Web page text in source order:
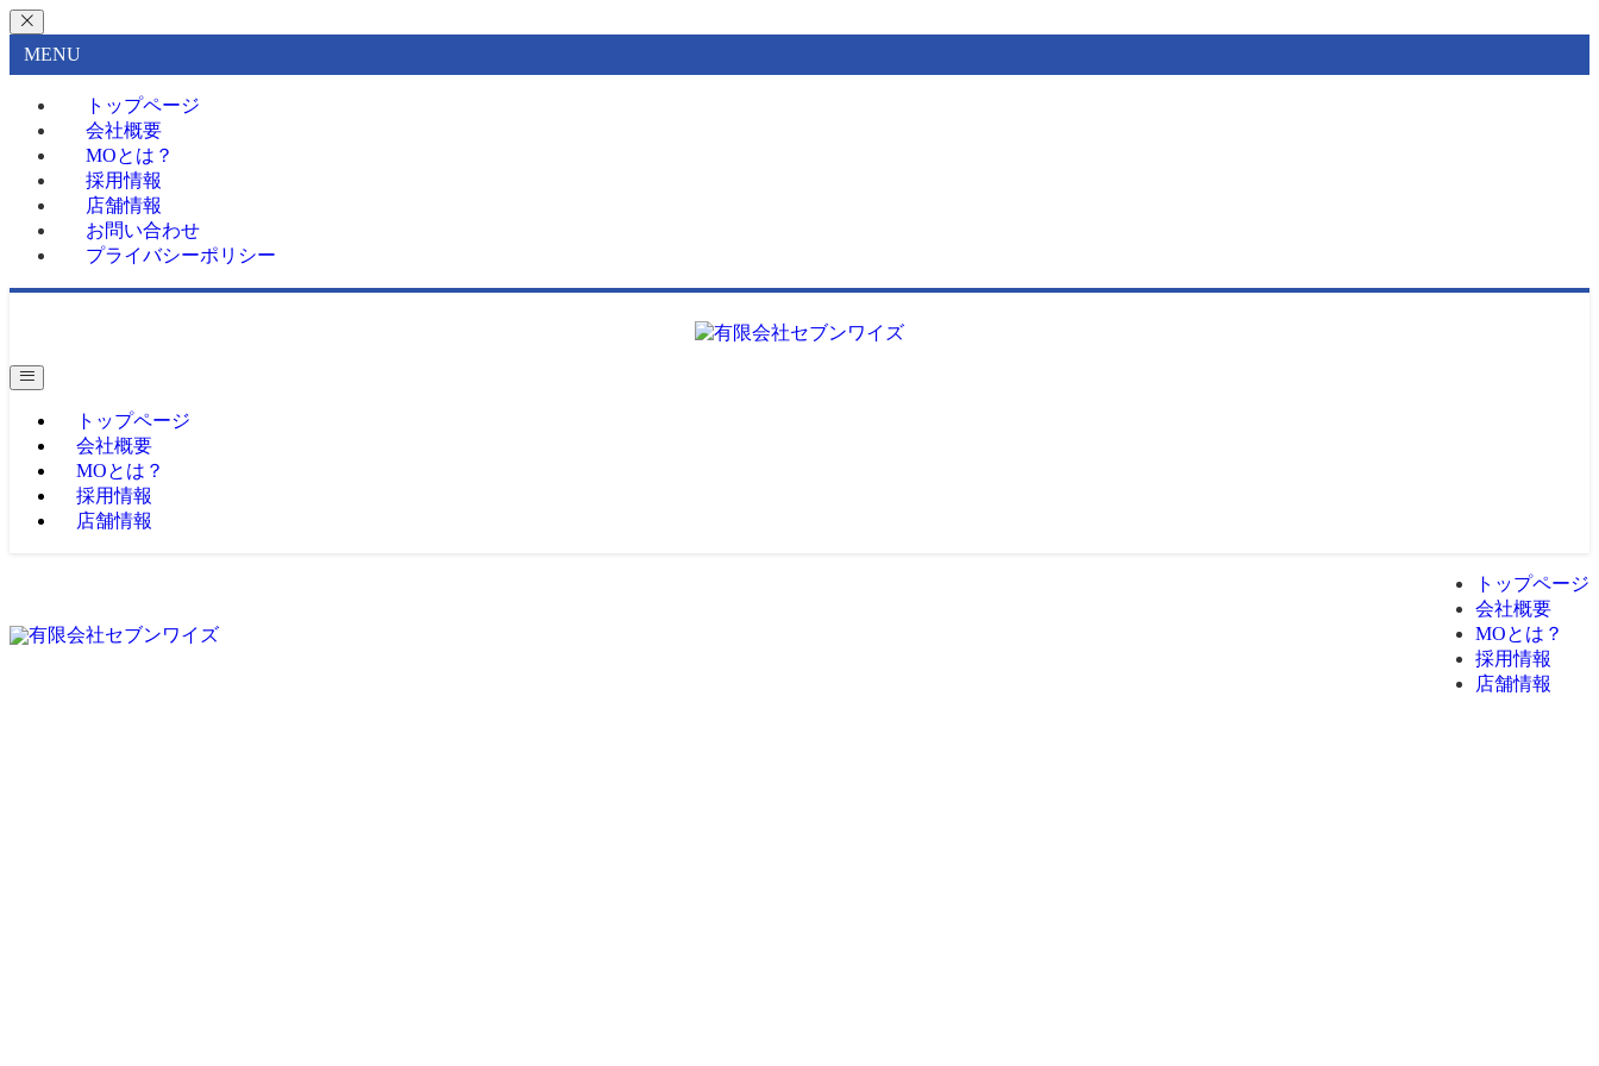
MENU
トップページ
会社概要
MOとは？
採用情報
店舗情報
お問い合わせ
プライバシーポリシー
トップページ
会社概要
MOとは？
採用情報
店舗情報
トップページ
会社概要
MOとは？
採用情報
店舗情報